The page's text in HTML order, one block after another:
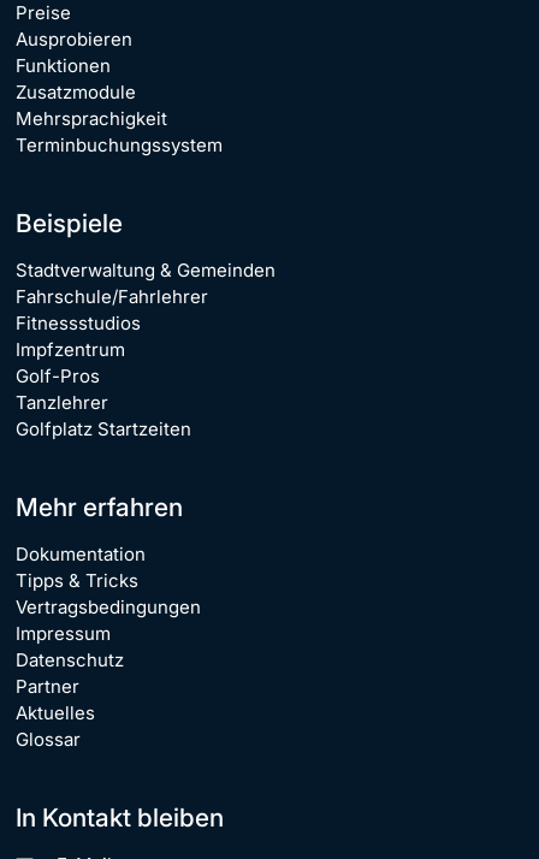
Preise
Ausprobieren
Funktionen
Zusatzmodule
Mehrsprachigkeit
Terminbuchungssystem
Beispiele
Stadtverwaltung & Gemeinden
Fahrschule/Fahrlehrer
Fitnessstudios
Impfzentrum
Golf-Pros
Tanzlehrer
Golfplatz Startzeiten
Mehr erfahren
Dokumentation
Tipps & Tricks
Vertragsbedingungen
Impressum
Datenschutz
Partner
Aktuelles
Glossar
In Kontakt bleiben